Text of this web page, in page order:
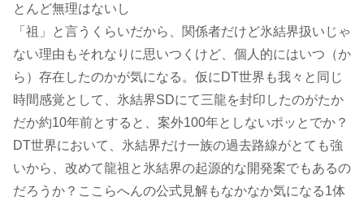
とんど無理はないし
「祖」と言うくらいだから、関係者だけど氷結界扱いじゃ
ない理由もそれなりに思いつくけど、個人的にはいつ（か
ら）存在したのかが気になる。仮にDT世界も我々と同じ
時間感覚として、氷結界SDにて三龍を封印したのがたか
だか約10年前とすると、案外100年としないポッとでか？
DT世界において、氷結界だけ一族の過去路線がとても強
いから、改めて龍祖と氷結界の起源的な開発案でもあるの
だろうか？ここらへんの公式見解もなかなか気になる1体